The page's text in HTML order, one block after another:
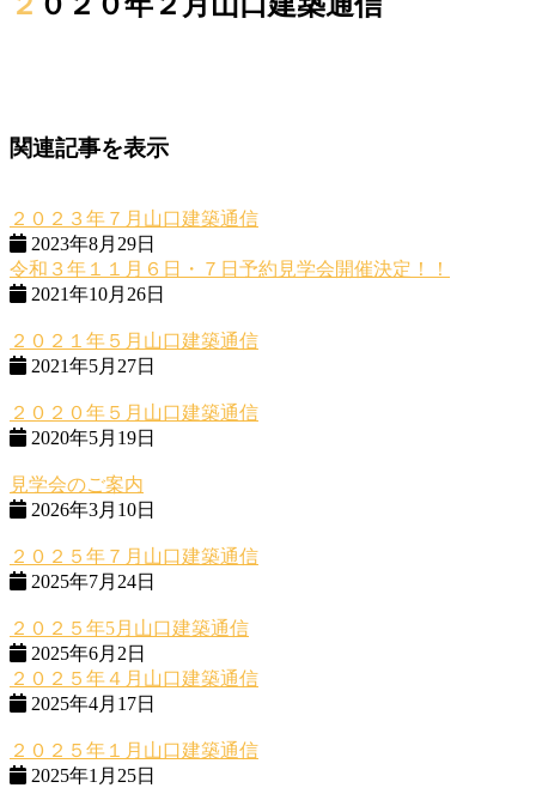
関連記事を表示
２０２３年７月山口建築通信
2023年8月29日
令和３年１１月６日・７日予約見学会開催決定！！
2021年10月26日
２０２１年５月山口建築通信
2021年5月27日
２０２０年５月山口建築通信
2020年5月19日
見学会のご案内
2026年3月10日
２０２５年７月山口建築通信
2025年7月24日
２０２５年5月山口建築通信
2025年6月2日
２０２５年４月山口建築通信
2025年4月17日
２０２５年１月山口建築通信
2025年1月25日